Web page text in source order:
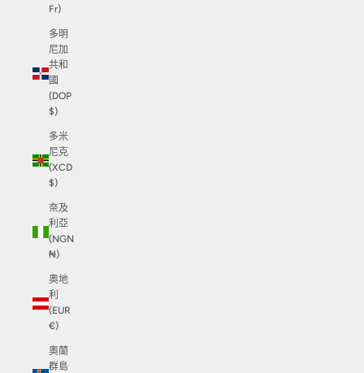
Fr)
多明
尼加
共和
國
(DOP
$)
多米
尼克
(XCD
$)
奈及
利亞
(NGN
₦)
奧地
利
(EUR
€)
奧蘭
群島